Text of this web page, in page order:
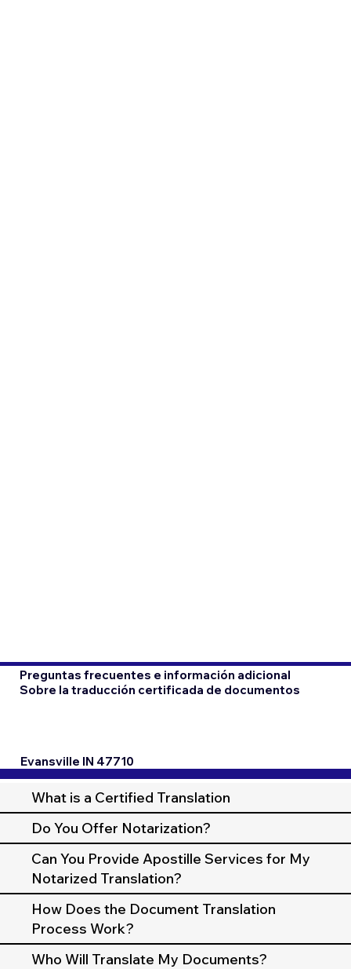
Preguntas frecuentes e información adicional
Sobre la traducción certificada de documentos
Evansville IN 47710
What is a Certified Translation
Do You Offer Notarization?
Can You Provide Apostille Services for My
Notarized Translation?
How Does the Document Translation
Process Work?
Who Will Translate My Documents?